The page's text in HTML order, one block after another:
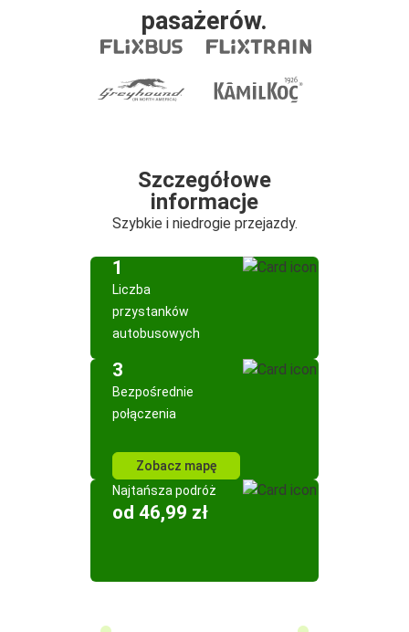
pasażerów.
Szczegółowe
informacje
Szybkie i niedrogie przejazdy.
1
Liczba
przystanków
autobusowych
3
Bezpośrednie
połączenia
Zobacz mapę
Najtańsza podróż
od 46,99 zł